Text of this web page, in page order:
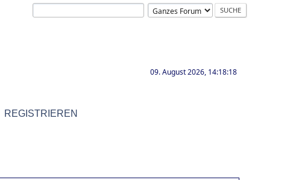
09. August 2026, 14:18:18
REGISTRIEREN